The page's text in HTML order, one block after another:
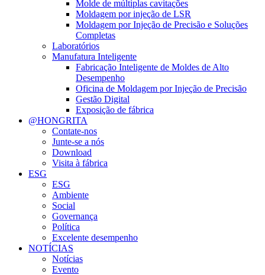
Molde de múltiplas cavitações
Moldagem por injeção de LSR
Moldagem por Injeção de Precisão e Soluções
Completas
Laboratórios
Manufatura Inteligente
Fabricação Inteligente de Moldes de Alto
Desempenho
Oficina de Moldagem por Injeção de Precisão
Gestão Digital
Exposição de fábrica
@HONGRITA
Contate-nos
Junte-se a nós
Download
Visita à fábrica
ESG
ESG
Ambiente
Social
Governança
Política
Excelente desempenho
NOTÍCIAS
Notícias
Evento